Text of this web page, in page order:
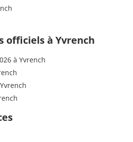
officiels à Yvrench
à Yvrench